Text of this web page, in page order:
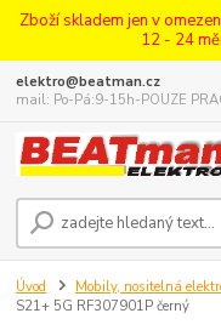
Zboží skladem jen v
12 - 24
elektro@beatman.cz
mail: Po-Pá:9-15h-POUZE
Úvod Mobily, nositelná
S21+ 5G RF307901P černý